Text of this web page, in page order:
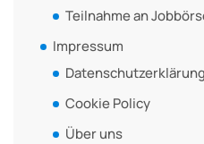
Teilnahme an
Impressum
Datenschutzerklärung
Cookie Policy
Über uns